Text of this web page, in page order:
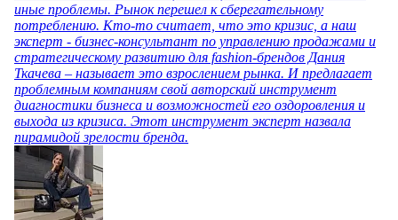
иные проблемы. Рынок перешел к сберегательному
потреблению. Кто-то считает, что это кризис, а наш
эксперт - бизнес-консультант по управлению продажами и
стратегическому развитию для fashion-брендов Дания
Ткачева – называет это взрослением рынка. И предлагает
проблемным компаниям свой авторский инструмент
диагностики бизнеса и возможностей его оздоровления и
выхода из кризиса. Этот инструмент эксперт назвала
пирамидой зрелости бренда.